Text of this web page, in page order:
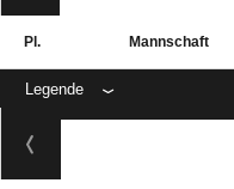
Pl. Mannschaft
Legende